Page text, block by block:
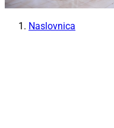
Naslovnica